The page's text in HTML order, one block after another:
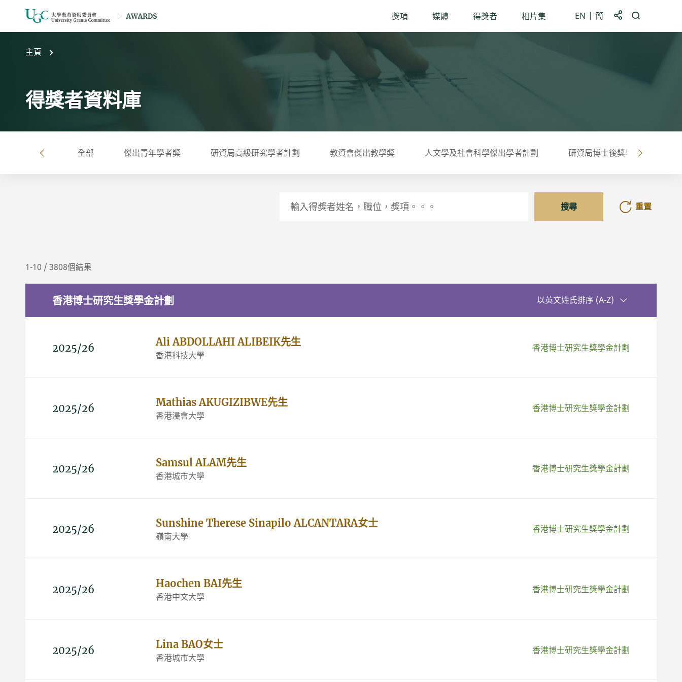
獎項 媒體 得獎者 相片集 EN 簡 分享到開啟搜尋框
主頁
得獎者資料庫
左 全部 傑出青年學者獎 研資局高級研究學者計劃 教資會傑出教學獎 人文學及社會科學傑出學者計劃 研資局博士後獎學金計劃
右
搜尋 重置
1-10 / 3808個結果
香港博士研究生獎學金計劃 以英文姓氏排序 (A-Z) 升序排序
2025/26 Ali ABDOLLAHI ALIBEIK先生
香港科技大學
香港博士研究生獎學金計劃
2025/26 Mathias AKUGIZIBWE先生
香港浸會大學
香港博士研究生獎學金計劃
2025/26 Samsul ALAM先生
香港城市大學
香港博士研究生獎學金計劃
2025/26 Sunshine Therese Sinapilo ALCANTARA女士
嶺南大學
香港博士研究生獎學金計劃
2025/26 Haochen BAI先生
香港中文大學
香港博士研究生獎學金計劃
2025/26 Lina BAO女士
香港城市大學
香港博士研究生獎學金計劃